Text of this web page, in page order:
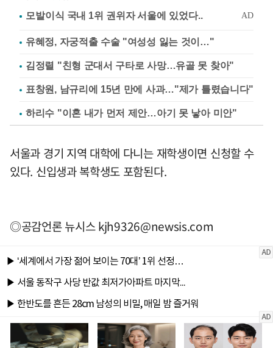
유혜정, 자궁적출 수술 "여성성 잃는 것이…"
김정렬 "친형 군대서 구타로 사망…유골 못 찾아"
표창원, 남규리에 15년 만에 사과…"제가 틀렸습니다"
하리수 "이혼 내가 먼저 제안…아기 못 낳아 미안"
서울과 경기 지역 대학에 다니는 재학생이면 신청할 수
있다. 신입생과 복학생도 포함된다.
◎공감언론 뉴시스kjh9326@newsis.com